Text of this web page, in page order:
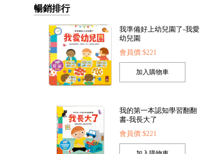
暢銷排行
我準備好上幼兒園了-我愛
幼兒園
會員價:$221
我的第一本認知學習翻翻
書-我長大了
會員價:$221
FOOD超人夢幻泡泡槍